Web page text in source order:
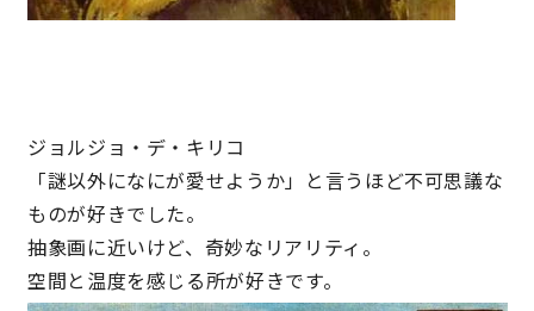
分譲住宅･不動産 スタッフブログ
お知らせ
近日分譲予定情報
動画ギャラリー 採用情報
ジョルジョ・デ・キリコ
「謎以外になにが愛せようか」と言うほど不可思議な
ものが好きでした。
抽象画に近いけど、奇妙なリアリティ。
空間と温度を感じる所が好きです。